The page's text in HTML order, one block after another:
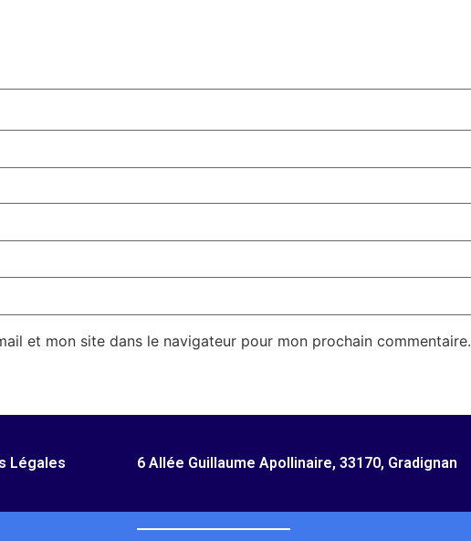
et mon site dans le navigateur pour mon prochain commentaire.
Légales 6 Allée Guillaume Apollinaire, 33170, Gradignan